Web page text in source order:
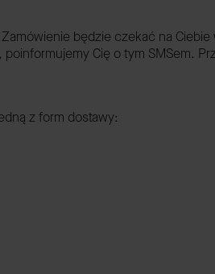
będzie czekać na
Cię o tym SMSem.
z form dostawy: